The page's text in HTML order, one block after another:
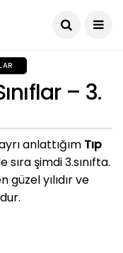
– 3.
anlattığım Tıp
sıra şimdi 3.sınıfta.
güzel yılıdır ve